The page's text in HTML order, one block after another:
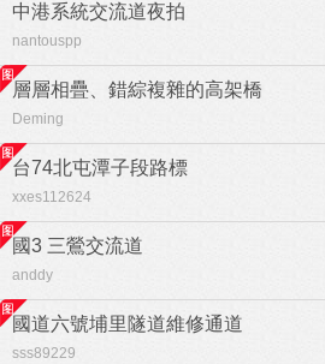
中港系統交流道夜拍
nantouspp
層層相疊、錯綜複雜的高架橋
Deming
台74北屯潭子段路標
xxes112624
國3 三鶯交流道
anddy
國道六號埔里隧道維修通道
sss89229